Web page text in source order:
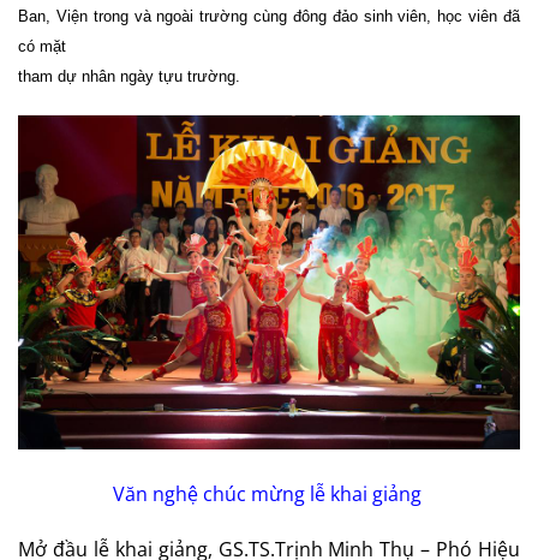
Ban, Viện trong và ngoài trường cùng đông đảo sinh viên, học viên đã
có mặt
tham dự nhân ngày tựu trường.
Văn nghệ chúc mừng lễ khai giảng
Mở đầu lễ khai giảng, GS.TS.Trịnh Minh Thụ – Phó Hiệu